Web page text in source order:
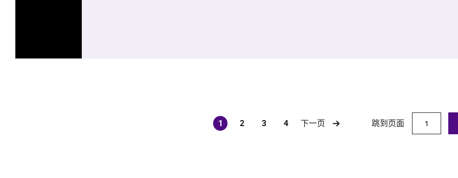
1
(current)
2 3 4 下一页 跳到页面